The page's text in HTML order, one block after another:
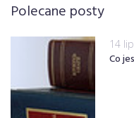
Polecane posty
14
Co